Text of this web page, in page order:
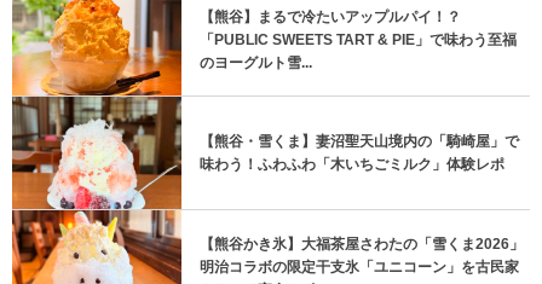
【熊谷】まるで冷たいアップルパイ！？
「PUBLIC SWEETS TART & PIE」で味わう至福
のヨーグルト雪...
【熊谷・雪くま】妻沼聖天山境内の「騎崎屋」で
味わう！ふわふわ「木いちごミルク」体験レポ
【熊谷かき氷】大福茶屋さわたの「雪くま2026」
明治コラボの限定干支氷「ユニコーン」を古民家